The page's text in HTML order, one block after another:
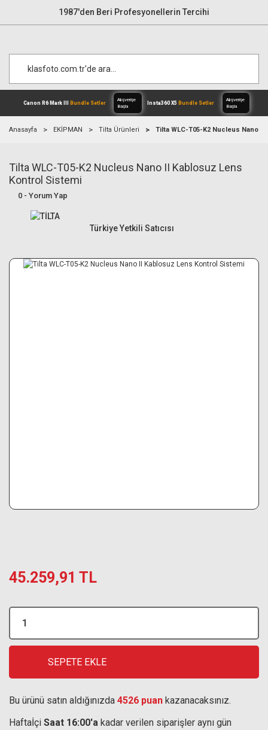
1987'den Beri Profesyonellerin Tercihi
Canon R6 Mark IIIBundle Setler
Alışverişe
Anasayfa EKİPMAN Tilta Ürünleri Tilta WLC-T05-K2 Nucleus Nano
Tilta WLC-T05-K2 Nucleus Nano II Kablosuz Lens
Kontrol Sistemi
0 - Yorum Yap
Türkiye Yetkili Satıcısı
45.259,91 TL
SEPETE EKLE
Bu ürünü satın aldığınızda 4526 puan kazanacaksınız.
Haftaİçi Saat 16:00'a kadar verilen siparişler aynı gün